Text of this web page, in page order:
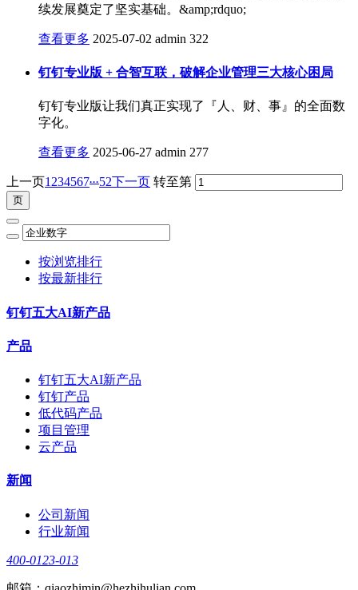
续发展奠定了坚实基础。&amp;rdquo;
查看更多 2025-07-02 admin 322
钉钉专业版 + 合智互联，破解企业管理三大核心困局
钉钉专业版让我们真正实现了『人、财、事』的全面数
字化。
查看更多 2025-06-27 admin 277
上一页1 234567...52下一页 转至第
按浏览排行
按最新排行
钉钉五大AI新产品
产品
钉钉五大AI新产品
钉钉产品
低代码产品
项目管理
云产品
新闻
公司新闻
行业新闻
400-0123-013